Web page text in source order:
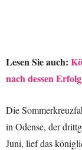
Lesen Sie auch:
nach dessen
Die
in Odense, der
Juni, lief das